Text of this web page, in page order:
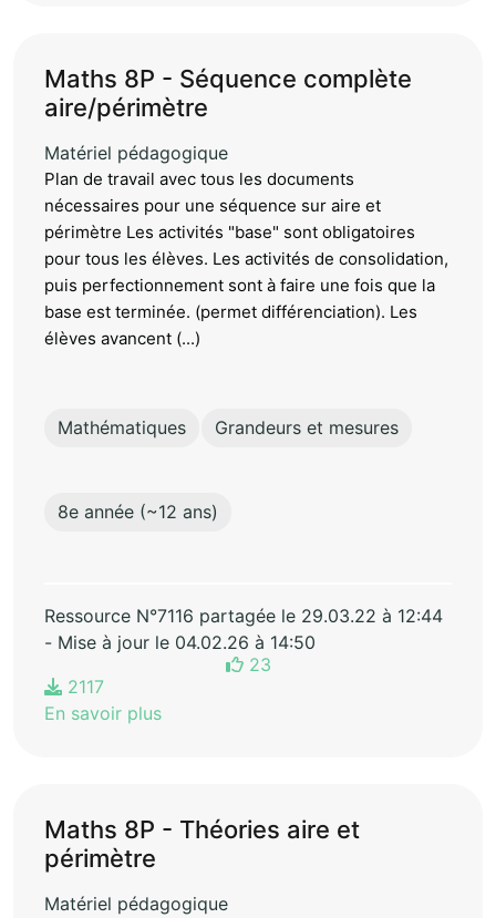
Maths 8P - Séquence complète
aire/périmètre
Matériel pédagogique
Plan de travail avec tous les documents
nécessaires pour une séquence sur aire et
périmètre Les activités "base" sont obligatoires
pour tous les élèves. Les activités de consolidation,
puis perfectionnement sont à faire une fois que la
base est terminée. (permet différenciation). Les
élèves avancent (...)
Mathématiques Grandeurs et mesures
8e année (~12 ans)
Ressource N°7116 partagée le 29.03.22 à 12:44
- Mise à jour le 04.02.26 à 14:50
23
2117
En savoir plus
Maths 8P - Théories aire et
périmètre
Matériel pédagogique